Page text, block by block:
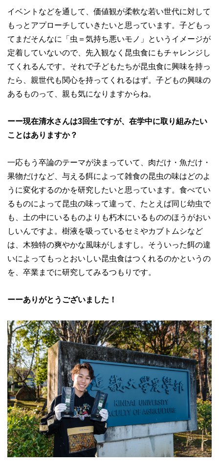
イベントなどを通して、価値観が柔軟な若い世代に対して
もっとアプローチしていきたいと思っています。子どもっ
てまだそんなに「虫＝気持ち悪いモノ」というイメージが
定着していないので、先入観なく昆虫食にもチャレンジし
てくれるんです。それで子どもたちが昆虫食に興味を持っ
たら、親世代も関心を持ってくれるはず。子どもの興味の
あるものって、親も気になりますからね。
ーー現在清水さんは3回生ですが、在学中に取り組みたい
ことはありますか？
一応もう卒論のテーマが決まっていて、肉だけ・魚だけ・
果物だけなど、与える餌によって雑食の昆虫の味はどのよ
うに変化するのかを研究したいと思っています。食べてい
るものによって昆虫の味って違って、たとえば同じ幼虫で
も、土の中にいるものよりも朽木にいるもののほうがおい
しいんですよ。樹液を吸っているセミやカブトムシなど
は、木独特の爽やかな風味がしますし。そういった餌の違
いによってもっとおいしい昆虫食はつくれるのかというの
を、卒業までに研究してみるつもりです。
ーーありがとうございました！